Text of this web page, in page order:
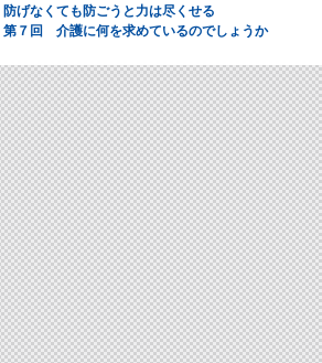
防げなくても防ごうと力は尽くせる
第７回 介護に何を求めているのでしょうか